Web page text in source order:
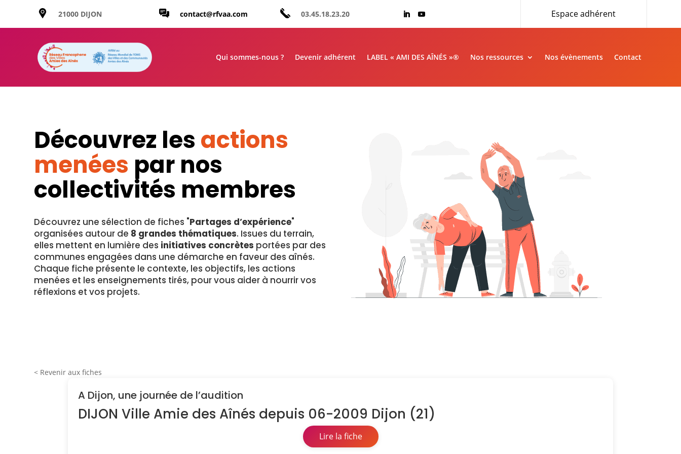
21000 DIJON contact@rfvaa.com 03.45.18.23.20 Espace adhérent
Qui sommes-nous ? Devenir adhérent LABEL « AMI DES AÎNÉS »® Nos ressources Nos évènements Contact
Découvrez les actions
menées par nos
collectivités membres
Découvrez une sélection de fiches "Partages d’expérience"
organisées autour de 8 grandes thématiques. Issues du terrain,
elles mettent en lumière des initiatives concrètes portées par des
communes engagées dans une démarche en faveur des aînés.
Chaque fiche présente le contexte, les objectifs, les actions
menées et les enseignements tirés, pour vous aider à nourrir vos
réflexions et vos projets.
< Revenir aux fiches
A Dijon, une journée de l’audition
DIJON Ville Amie des Aînés depuis 06-2009 Dijon (21)
Lire la fiche